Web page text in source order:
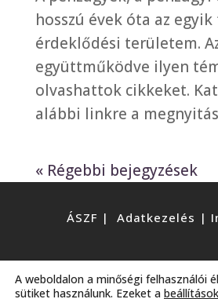
hosszú évek óta az egyik
érdeklődési területem.
együttműködve ilyen
olvashattok cikkeket.
alábbi linkre a
« Régebbi bejegyzések
ÁSZF | Adatkezelés |
© 2020 | Minden jog
A weboldalon a minőségi felhasználói
sütiket használunk. Ezeket a beállítások